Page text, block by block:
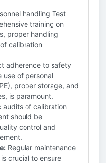
handling Test
training on
proper handling
calibration
adherence to safety
use of personal
proper storage, and
is paramount.
audits of calibration
should be
control and
Regular maintenance
crucial to ensure